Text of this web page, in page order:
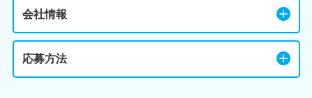
会社情報
応募方法